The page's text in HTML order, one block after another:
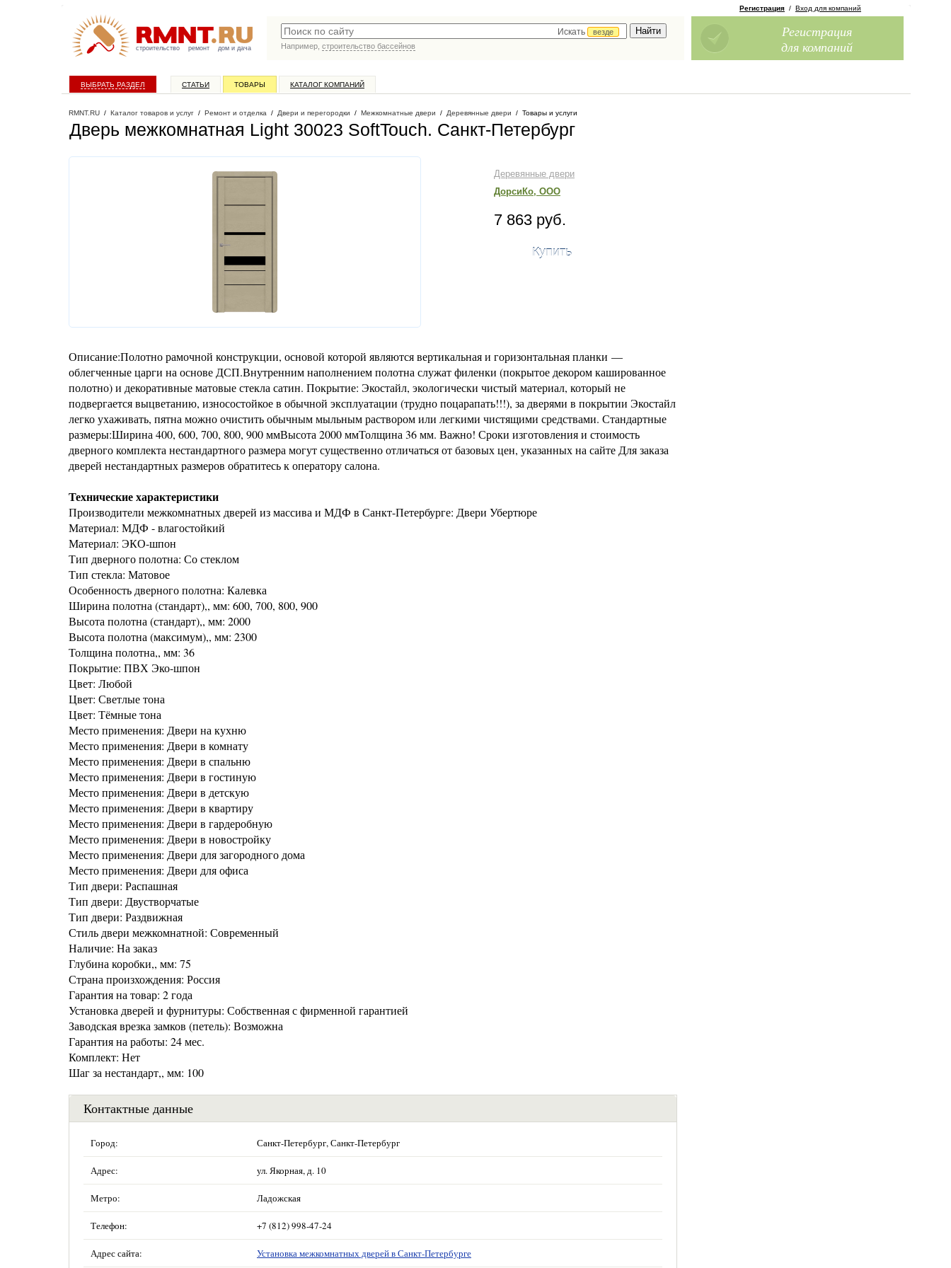
строительство ремонт дом и дача
Искать
везде
Например, строительство бассейнов
Регистрация / Вход для компаний
Регистрация
для компаний
ВЫБРАТЬ РАЗДЕЛ СТАТЬИ ТОВАРЫ КАТАЛОГ КОМПАНИЙ
RMNT.RU / Каталог товаров и услуг / Ремонт и отделка / Двери и перегородки / Межкомнатные двери / Деревянные двери / Товары и услуги
Дверь межкомнатная Light 30023 SoftTouch. Санкт-Петербург
Деревянные двери
ДорсиКо, ООО
7 863 руб.
Купить
Описание:Полотно рамочной конструкции, основой которой являются вертикальная и горизонтальная планки —
облегченные царги на основе ДСП.Внутренним наполнением полотна служат филенки (покрытое декором кашированное
полотно) и декоративные матовые стекла сатин. Покрытие: Экостайл, экологически чистый материал, который не
подвергается выцветанию, износостойкое в обычной эксплуатации (трудно поцарапать!!!), за дверями в покрытии Экостайл
легко ухаживать, пятна можно очистить обычным мыльным раствором или легкими чистящими средствами. Стандартные
размеры:Ширина 400, 600, 700, 800, 900 ммВысота 2000 ммТолщина 36 мм. Важно! Сроки изготовления и стоимость
дверного комплекта нестандартного размера могут существенно отличаться от базовых цен, указанных на сайте Для заказа
дверей нестандартных размеров обратитесь к оператору салона.
Технические характеристики
Производители межкомнатных дверей из массива и МДФ в Санкт-Петербурге: Двери Убертюре
Материал: МДФ - влагостойкий
Материал: ЭКО-шпон
Тип дверного полотна: Со стеклом
Тип стекла: Матовое
Особенность дверного полотна: Калевка
Ширина полотна (стандарт),, мм: 600, 700, 800, 900
Высота полотна (стандарт),, мм: 2000
Высота полотна (максимум),, мм: 2300
Толщина полотна,, мм: 36
Покрытие: ПВХ Эко-шпон
Цвет: Любой
Цвет: Светлые тона
Цвет: Тёмные тона
Место применения: Двери на кухню
Место применения: Двери в комнату
Место применения: Двери в спальню
Место применения: Двери в гостиную
Место применения: Двери в детскую
Место применения: Двери в квартиру
Место применения: Двери в гардеробную
Место применения: Двери в новостройку
Место применения: Двери для загородного дома
Место применения: Двери для офиса
Тип двери: Распашная
Тип двери: Двустворчатые
Тип двери: Раздвижная
Стиль двери межкомнатной: Современный
Наличие: На заказ
Глубина коробки,, мм: 75
Страна произхождения: Россия
Гарантия на товар: 2 года
Установка дверей и фурнитуры: Собственная с фирменной гарантией
Заводская врезка замков (петель): Возможна
Гарантия на работы: 24 мес.
Комплект: Нет
Шаг за нестандарт,, мм: 100
Контактные данные
Город: Санкт-Петербург, Санкт-Петербург
Адрес: ул. Якорная, д. 10
Метро: Ладожская
Телефон: +7 (812) 998-47-24
Адрес сайта: Установка межкомнатных дверей в Санкт-Петербурге